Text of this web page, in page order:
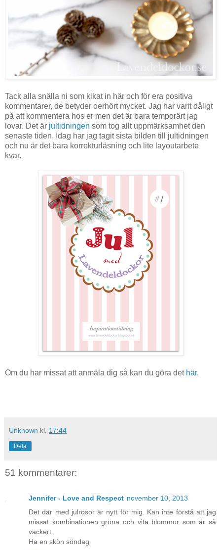
Tack alla snälla ni som kikat in här och för era positiva
kommentarer, de betyder oerhört mycket. Jag har varit dåligt
på att kommentera hos er men det är bara temporärt jag
lovar. Det är jultidningen som tog allt uppmärksamhet den
senaste tiden. Idag har jag tagit sista bilden till jultidningen
och nu är det bara korrekturläsning och lite layoutarbete
kvar.
Om du har missat att anmäla dig så kan du göra det här.
Unknown kl. 17:44
Dela
51 kommentarer:
Jennifer - Love and Respect november 10, 2013
Det där med julrosor är nytt för mig. Kan inte förstå att jag
missat kombinationen gröna och vita blommor som är så
vackert.
Ha en skön söndag